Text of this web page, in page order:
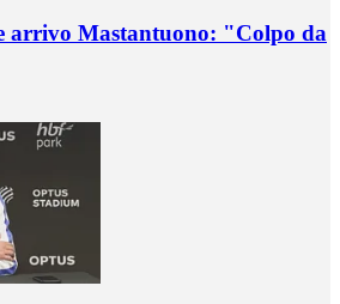
arrivo Mastantuono: "Colpo da